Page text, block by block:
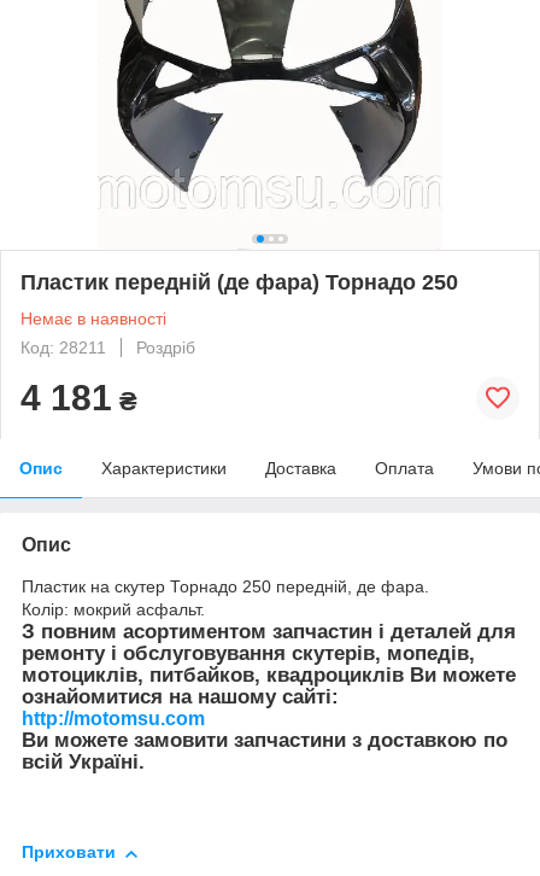
Пластик передній (де фара) Торнадо 250
Немає в наявності
Код: 28211
Роздріб
4 181 ₴
Опис Характеристики Доставка Оплата Умови
Опис
Пластик на скутер Торнадо 250 передній, де фара.
Колір: мокрий асфальт.
З повним асортиментом запчастин і деталей для
ремонту і обслуговування скутерів, мопедів,
мотоциклів, питбайков, квадроциклів Ви можете
ознайомитися на нашому сайті:
http://motomsu.com
Ви можете замовити запчастини з доставкою по
всій Україні.
Приховати